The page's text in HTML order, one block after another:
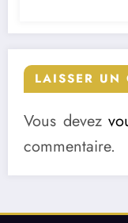
LAISSER UN
Vous devez
commentaire.